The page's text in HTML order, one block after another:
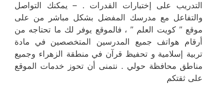
التدريب على إختبارات القدرات . – يمكنك التواصل
والتفاعل مع مدرسك المفضل بشكل مباشر من على
موقع ” كويت العلم ” ، فالموقع يوفر لك ما تحتاجه من
أرقام هواتف جميع المدرسين المتخصصين في مادة
تربية إسلامية و تحفيظ قرآن في منطقة الزهراء وجميع
مناطق محافظة حولي . نتمنى أن تحوز خدمات الموقع
على ثقتكم